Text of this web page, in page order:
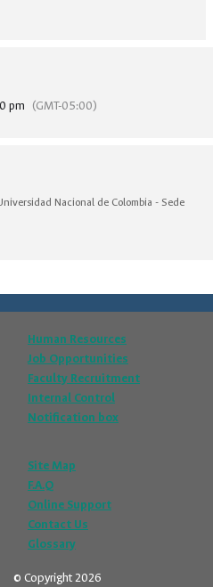
pm (GMT-05:00)
Nacional de Colombia - Sede
Human Resources
Job Opportunities
Faculty Recruitment
Internal Control
Notification box
Site Map
F.A.Q
Online Support
Contact Us
Glossary
© Copyright 2026